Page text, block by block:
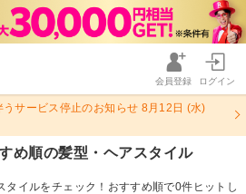
会員登録 ログイン
サービス停止のお知らせ 8月12日 (水)
め順の髪型・ヘアスタイル
タイルをチェック！おすすめ順で0件ヒットし